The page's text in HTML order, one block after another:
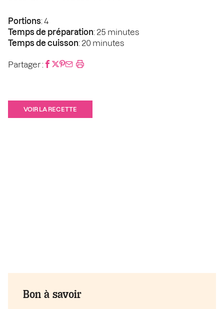
Portions: 4
Temps de préparation: 25 minutes
Temps de cuisson: 20 minutes
Partager :
VOIR LA RECETTE
Bon à savoir